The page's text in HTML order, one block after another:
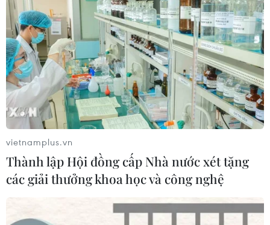
vietnamplus.vn
Thành lập Hội đồng cấp Nhà nước xét tặng
các giải thưởng khoa học và công nghệ